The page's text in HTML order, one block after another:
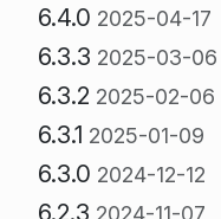
6.4.0 2025-04-17
6.3.3 2025-03-06
6.3.2 2025-02-06
6.3.1 2025-01-09
6.3.0 2024-12-12
6.2.3